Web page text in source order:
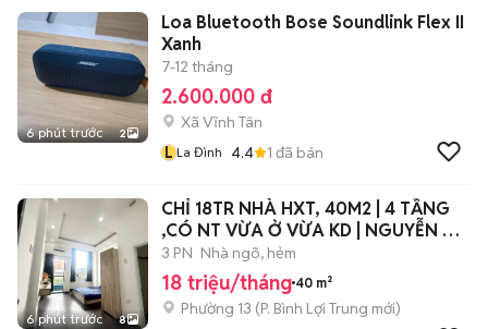
6 phút trước 2
Loa Bluetooth Bose Soundlink Flex II
Xanh
7-12 tháng
2.600.000 đ
Xã Vĩnh Tân
L La Đình 4.4 1 đã bán
6 phút trước 8
CHỈ 18TR NHÀ HXT, 40M2 | 4 TẦNG
,CÓ NT VỪA Ở VỪA KD | NGUYỄN XÍ,
BT.
3 PN Nhà ngõ, hẻm
18 triệu/tháng 40 m²
Phường 13 (P. Bình Lợi Trung mới)